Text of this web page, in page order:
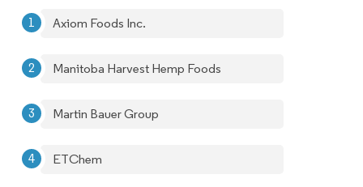
Axiom Foods Inc.
Manitoba Harvest Hemp Foods
Martin Bauer Group
ETChem